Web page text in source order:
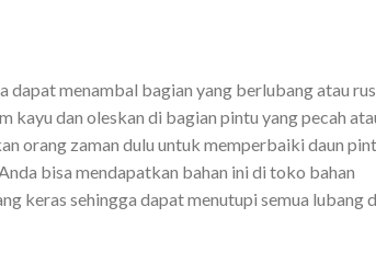
dapat menambal bagian yang berlubang atau
kayu dan oleskan di bagian pintu yang pecah
orang zaman dulu untuk memperbaiki daun
bisa mendapatkan bahan ini di toko bahan
keras sehingga dapat menutupi semua lubang